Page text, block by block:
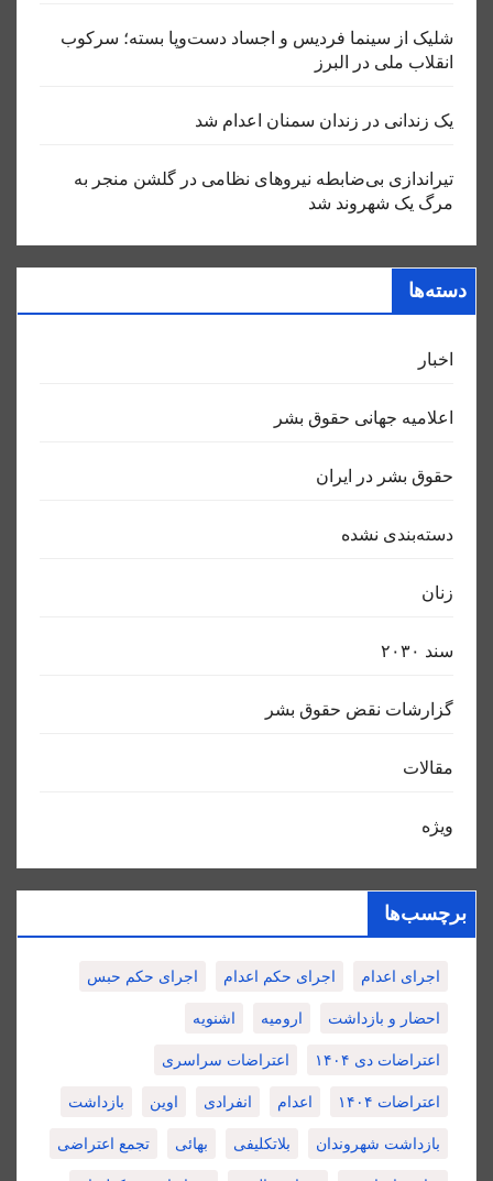
شلیک از سینما فردیس و اجساد دست‌وپا بسته؛ سرکوب
انقلاب ملی در البرز
یک زندانی در زندان سمنان اعدام شد
تیراندازی بی‌ضابطه نیروهای نظامی در گلشن منجر به
مرگ یک شهروند شد
دسته‌ها
اخبار
اعلاميه جهانی حقوق بشر
حقوق بشر در ایران
دسته‌بندی نشده
زنان
سند ٢٠٣٠
گزارشات نقض حقوق بشر
مقالات
ویژه
برچسب‌ها
اجرای اعدام اجرای حکم اعدام اجرای حکم حبس
احضار و بازداشت ارومیه اشنویه
اعتراضات دی ۱۴۰۴ اعتراضات سراسری
اعتراضات ۱۴۰۴ اعدام انفرادی اوین بازداشت
بازداشت شهروندان بلاتکلیفی بهائی تجمع اعتراضی